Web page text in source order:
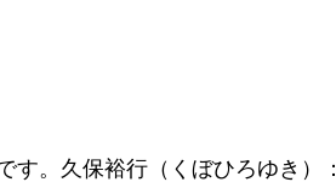
。久保裕行（くぼひろゆき）：